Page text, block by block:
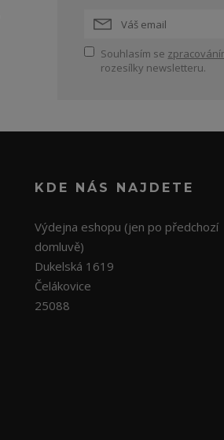
Souhlasím se
rozesílky newsletteru.
KDE NÁS NAJDETE
Výdejna eshopu (jen po předchozí
domluvě)
Dukelská 1619
Čelákovice
25088